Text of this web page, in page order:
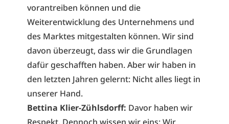
vorantreiben können und die
Weiterentwicklung des Unternehmens und
des Marktes mitgestalten können. Wir sind
davon überzeugt, dass wir die Grundlagen
dafür geschafften haben. Aber wir haben in
den letzten Jahren gelernt: Nicht alles liegt in
unserer Hand.
Bettina Klier-Zühlsdorff: Davor haben wir